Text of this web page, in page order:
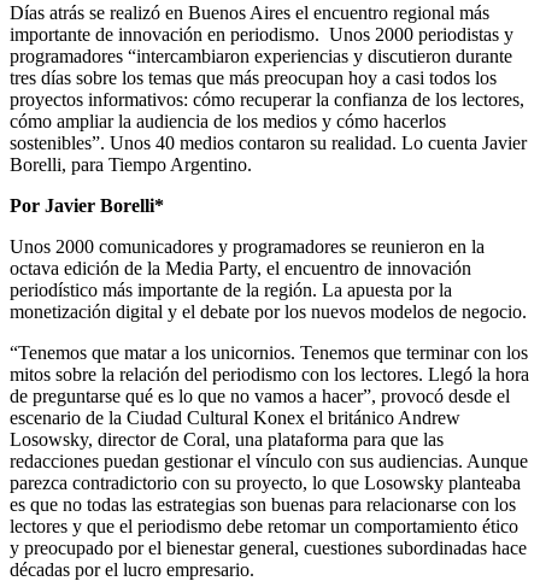
Días atrás se realizó en Buenos Aires el encuentro regional más
importante de innovación en periodismo. Unos 2000 periodistas y
programadores “intercambiaron experiencias y discutieron durante
tres días sobre los temas que más preocupan hoy a casi todos los
proyectos informativos: cómo recuperar la confianza de los lectores,
cómo ampliar la audiencia de los medios y cómo hacerlos
sostenibles”. Unos 40 medios contaron su realidad. Lo cuenta Javier
Borelli, para Tiempo Argentino.
Por Javier Borelli*
Unos 2000 comunicadores y programadores se reunieron en la
octava edición de la Media Party, el encuentro de innovación
periodístico más importante de la región. La apuesta por la
monetización digital y el debate por los nuevos modelos de negocio.
“Tenemos que matar a los unicornios. Tenemos que terminar con los
mitos sobre la relación del periodismo con los lectores. Llegó la hora
de preguntarse qué es lo que no vamos a hacer”, provocó desde el
escenario de la Ciudad Cultural Konex el británico Andrew
Losowsky, director de Coral, una plataforma para que las
redacciones puedan gestionar el vínculo con sus audiencias. Aunque
parezca contradictorio con su proyecto, lo que Losowsky planteaba
es que no todas las estrategias son buenas para relacionarse con los
lectores y que el periodismo debe retomar un comportamiento ético
y preocupado por el bienestar general, cuestiones subordinadas hace
décadas por el lucro empresario.